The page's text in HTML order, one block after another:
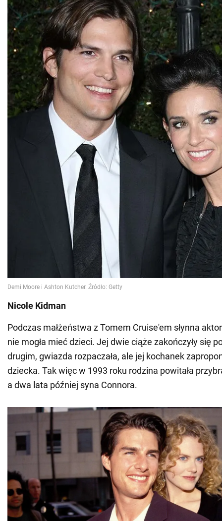
Nicole Kidman
Podczas małżeństwa z Tomem Cruise'em słynna
nie mogła mieć dzieci. Jej dwie ciąże zakończyły się
drugim, gwiazda rozpaczała, ale jej kochanek
dziecka. Tak więc w 1993 roku rodzina powitała
a dwa lata później syna Connora.